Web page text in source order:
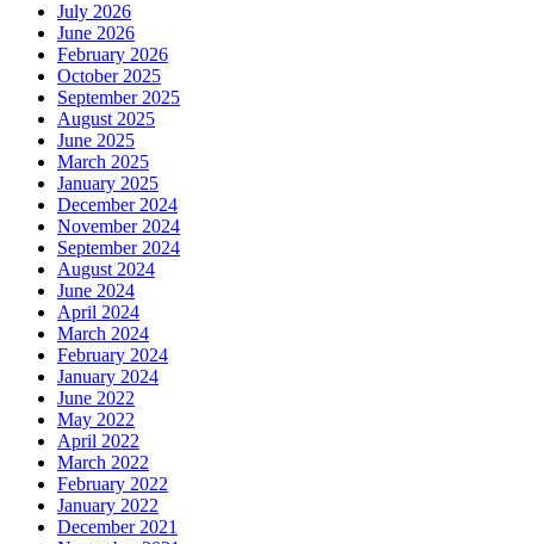
July 2026
June 2026
February 2026
October 2025
September 2025
August 2025
June 2025
March 2025
January 2025
December 2024
November 2024
September 2024
August 2024
June 2024
April 2024
March 2024
February 2024
January 2024
June 2022
May 2022
April 2022
March 2022
February 2022
January 2022
December 2021